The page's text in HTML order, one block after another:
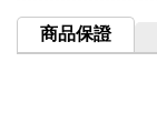
商品保證